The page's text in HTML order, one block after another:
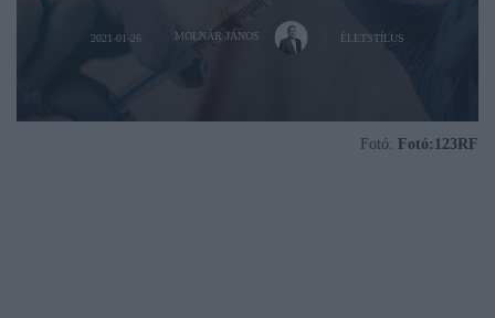
2021-01-26 MOLNÁR JÁNOS ÉLETSTÍLUS
Fotó: Fotó:123RF